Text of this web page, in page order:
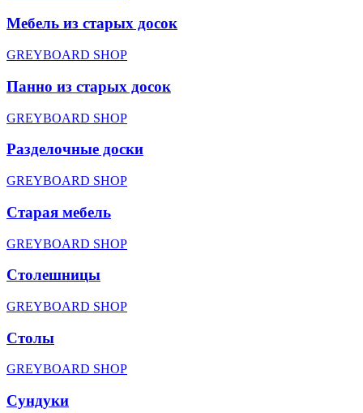
Мебель из старых досок
GREYBOARD SHOP
Панно из старых досок
GREYBOARD SHOP
Разделочные доски
GREYBOARD SHOP
Старая мебель
GREYBOARD SHOP
Столешницы
GREYBOARD SHOP
Столы
GREYBOARD SHOP
Сундуки